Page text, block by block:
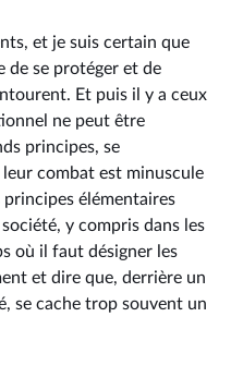
et je suis certain que
de se protéger et de
Et puis il y a ceux
ne peut être
principes, se
combat est minuscule
élémentaires
y compris dans les
où il faut désigner les
et dire que, derrière un
se cache trop souvent un